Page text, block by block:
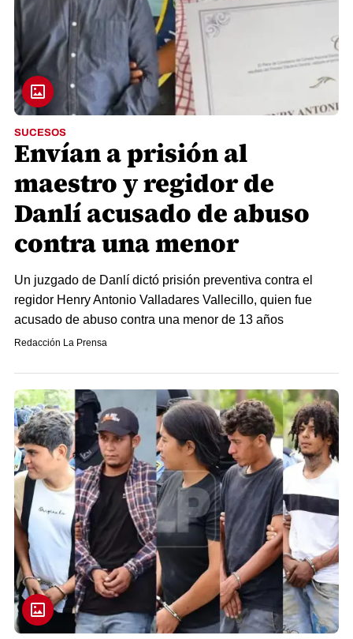
SUCESOS
Envían a prisión al
maestro y regidor de
Danlí acusado de abuso
contra una menor
Un juzgado de Danlí dictó prisión preventiva contra el
regidor Henry Antonio Valladares Vallecillo, quien fue
acusado de abuso contra una menor de 13 años
Redacción La Prensa